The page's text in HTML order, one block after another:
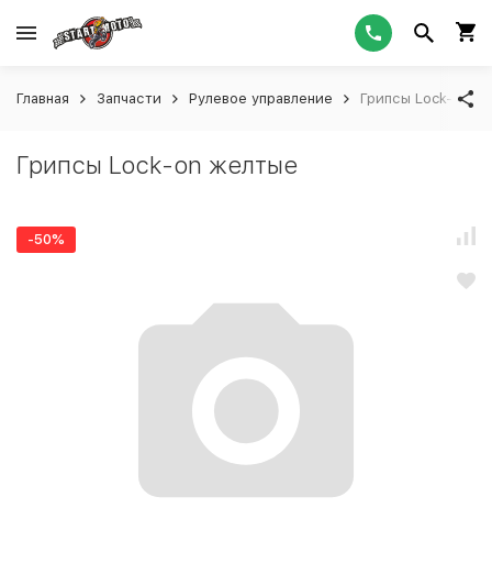
Главная Запчасти Рулевое управление Грипсы Lock-on
Грипсы Lock-on желтые
-50%